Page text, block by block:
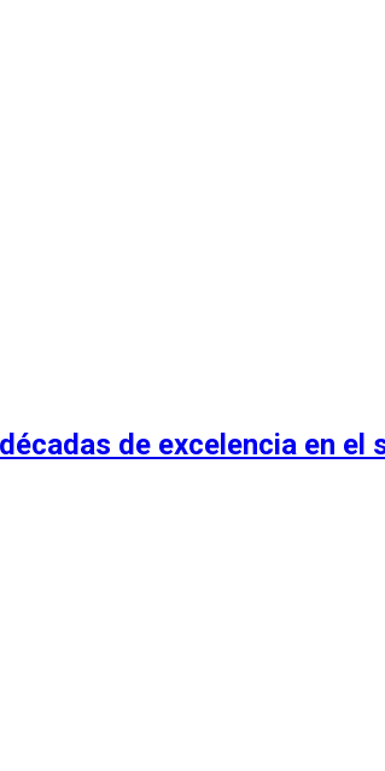
de excelencia en